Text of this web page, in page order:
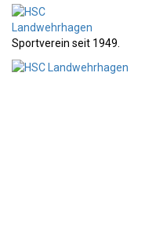
Sportverein seit 1949.